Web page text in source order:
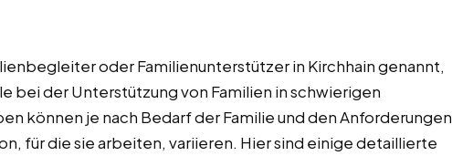
oder Familienunterstützer in Kirchhain genannt,
bei der Unterstützung von Familien in schwierigen
können je nach Bedarf der Familie und den Anforderungen
für die sie arbeiten, variieren. Hier sind einige detaillierte